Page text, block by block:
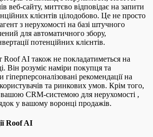
веб-сайту, миттєво відповідає на запити
клієнтів цілодобово. Це не просто
з нерухомості на базі штучного
для автоматичного збору,
потенційних клієнтів.
Roof AI також не покладатиметься на
Він розуміє наміри покупця та
рекомендації на
та ринкових умов. Крім того,
вашою CRM-системою для нерухомості ,
у вашому воронці продажів.
Roof AI